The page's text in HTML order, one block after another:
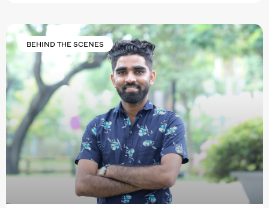
BEHIND THE SCENES